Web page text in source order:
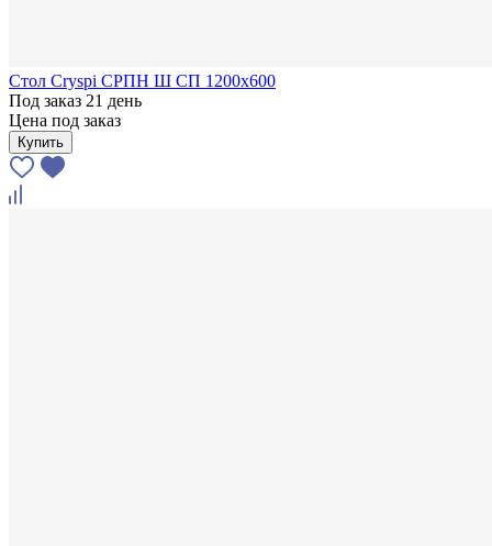
Стол Cryspi СРПН Ш СП 1200х600
Под заказ 21 день
Цена под заказ
Купить